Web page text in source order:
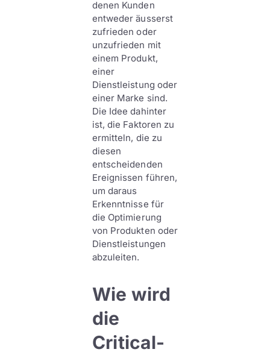
denen Kunden
entweder äusserst
zufrieden oder
unzufrieden mit
einem Produkt,
einer
Dienstleistung oder
einer Marke sind.
Die Idee dahinter
ist, die Faktoren zu
ermitteln, die zu
diesen
entscheidenden
Ereignissen führen,
um daraus
Erkenntnisse für
die Optimierung
von Produkten oder
Dienstleistungen
abzuleiten.
Wie wird
die
Critical-